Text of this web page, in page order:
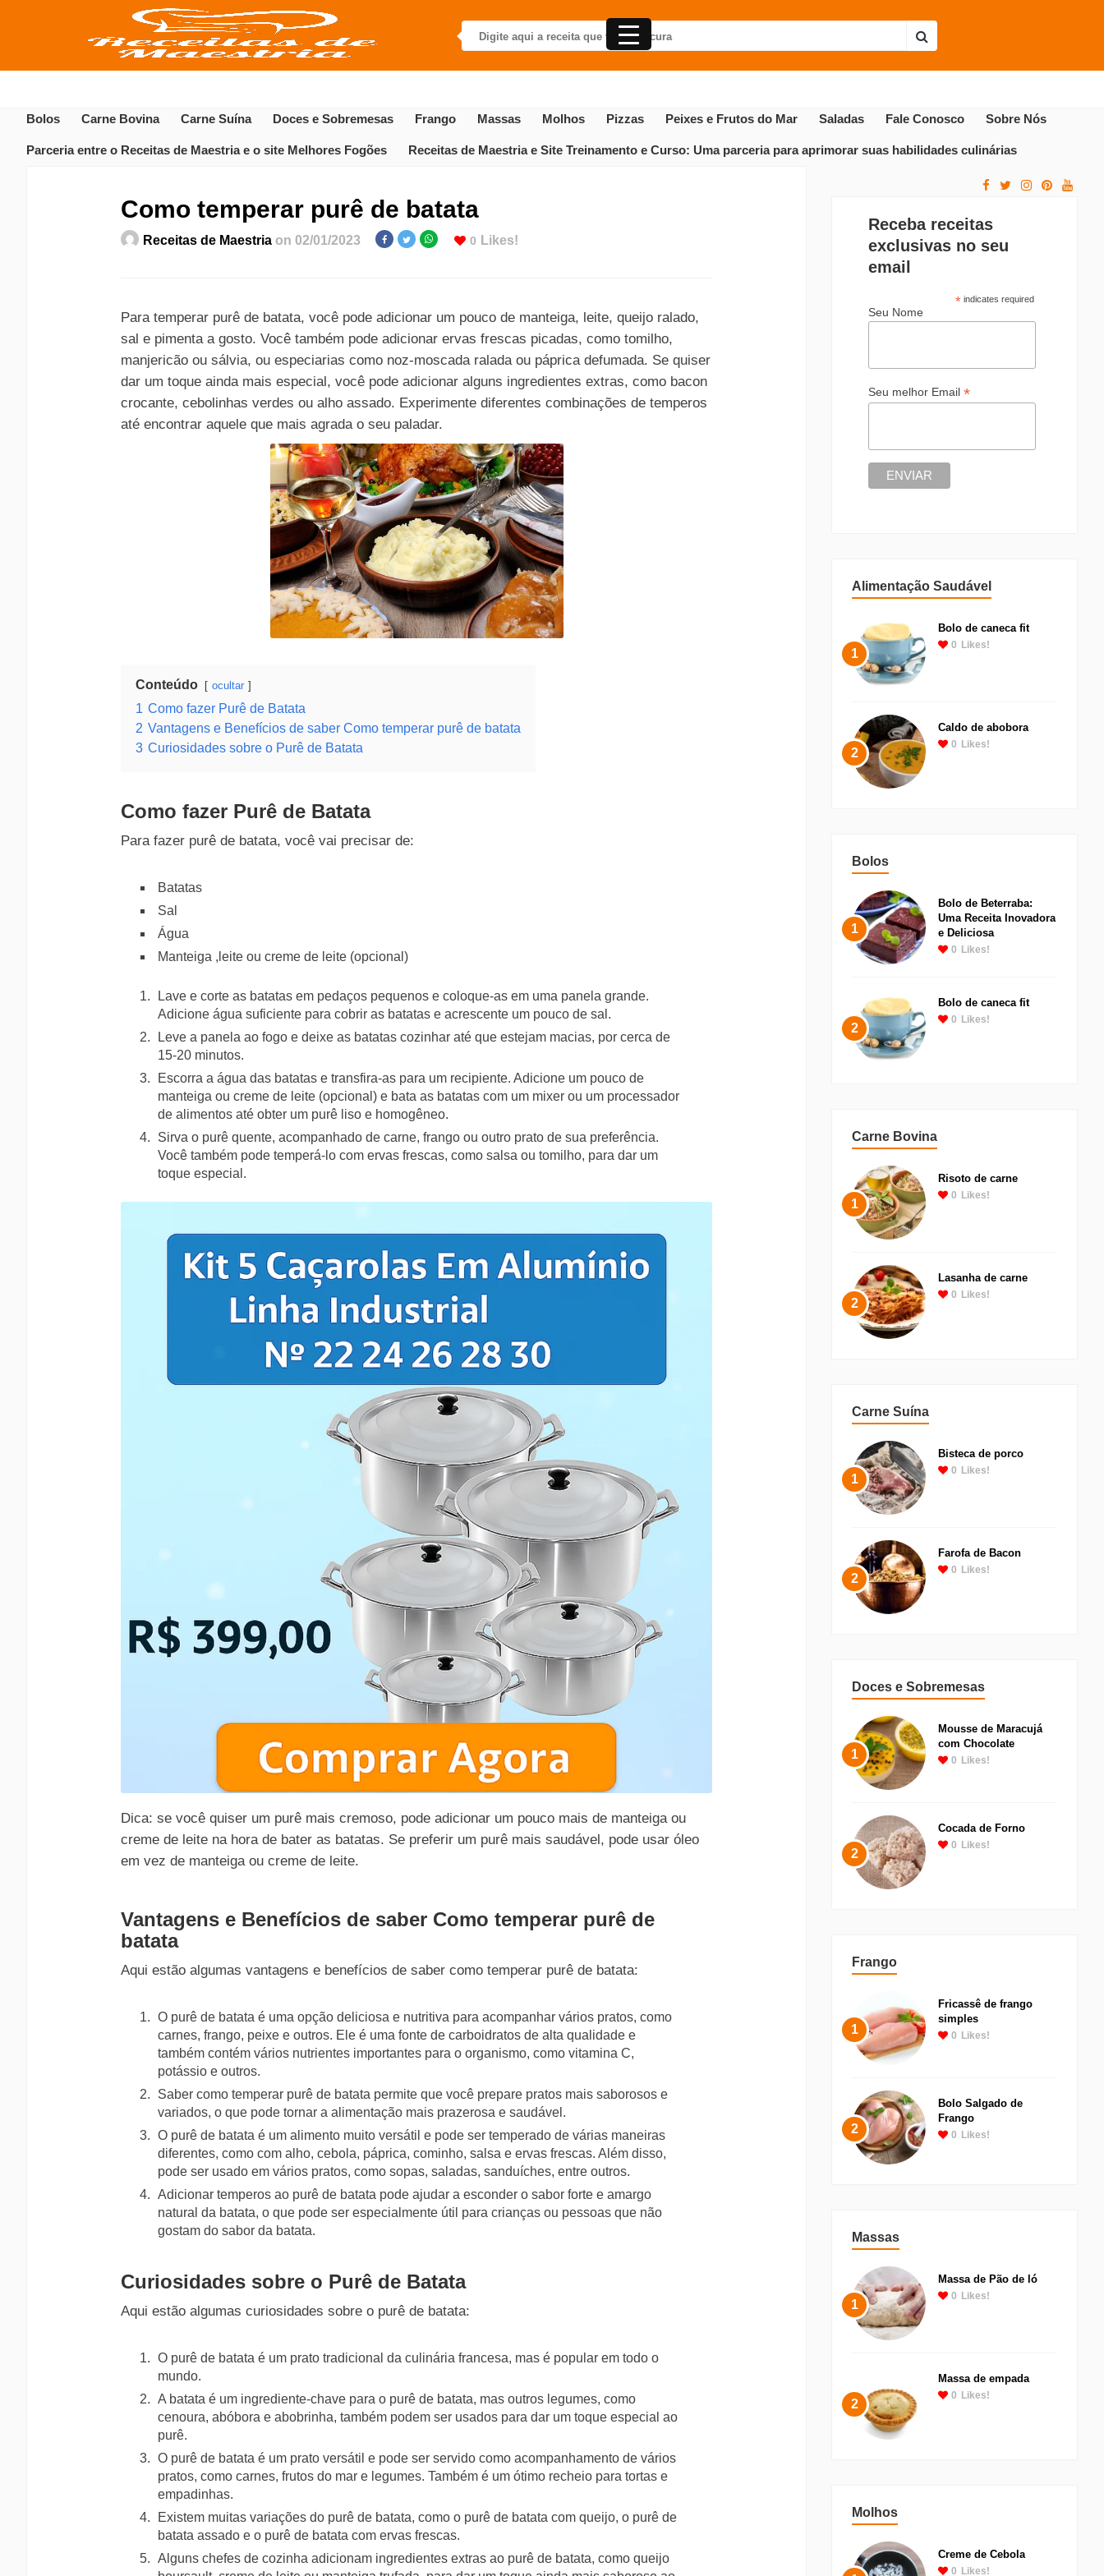
Bolos Carne Bovina Carne Suína Doces e Sobremesas Frango Massas Molhos Pizzas Peixes e Frutos do Mar Saladas Fale Conosco Sobre Nós
Parceria entre o Receitas de Maestria e o site Melhores Fogões Receitas de Maestria e Site Treinamento e Curso: Uma parceria para aprimorar suas habilidades culinárias
Como temperar purê de batata
Receitas de Maestria on 02/01/2023 0 Likes!
Para temperar purê de batata, você pode adicionar um pouco de manteiga, leite, queijo ralado,
sal e pimenta a gosto. Você também pode adicionar ervas frescas picadas, como tomilho,
manjericão ou sálvia, ou especiarias como noz-moscada ralada ou páprica defumada. Se quiser
dar um toque ainda mais especial, você pode adicionar alguns ingredientes extras, como bacon
crocante, cebolinhas verdes ou alho assado. Experimente diferentes combinações de temperos
até encontrar aquele que mais agrada o seu paladar.
Conteúdo ocultar
1 Como fazer Purê de Batata
2 Vantagens e Benefícios de saber Como temperar purê de batata
3 Curiosidades sobre o Purê de Batata
Como fazer Purê de Batata
Para fazer purê de batata, você vai precisar de:
Batatas
Sal
Água
Manteiga ,leite ou creme de leite (opcional)
Lave e corte as batatas em pedaços pequenos e coloque-as em uma panela grande.
Adicione água suficiente para cobrir as batatas e acrescente um pouco de sal.
Leve a panela ao fogo e deixe as batatas cozinhar até que estejam macias, por cerca de
15-20 minutos.
Escorra a água das batatas e transfira-as para um recipiente. Adicione um pouco de
manteiga ou creme de leite (opcional) e bata as batatas com um mixer ou um processador
de alimentos até obter um purê liso e homogêneo.
Sirva o purê quente, acompanhado de carne, frango ou outro prato de sua preferência.
Você também pode temperá-lo com ervas frescas, como salsa ou tomilho, para dar um
toque especial.
Dica: se você quiser um purê mais cremoso, pode adicionar um pouco mais de manteiga ou
creme de leite na hora de bater as batatas. Se preferir um purê mais saudável, pode usar óleo
em vez de manteiga ou creme de leite.
Vantagens e Benefícios de saber Como temperar purê de
batata
Aqui estão algumas vantagens e benefícios de saber como temperar purê de batata:
O purê de batata é uma opção deliciosa e nutritiva para acompanhar vários pratos, como
carnes, frango, peixe e outros. Ele é uma fonte de carboidratos de alta qualidade e
também contém vários nutrientes importantes para o organismo, como vitamina C,
potássio e outros.
Saber como temperar purê de batata permite que você prepare pratos mais saborosos e
variados, o que pode tornar a alimentação mais prazerosa e saudável.
O purê de batata é um alimento muito versátil e pode ser temperado de várias maneiras
diferentes, como com alho, cebola, páprica, cominho, salsa e ervas frescas. Além disso,
pode ser usado em vários pratos, como sopas, saladas, sanduíches, entre outros.
Adicionar temperos ao purê de batata pode ajudar a esconder o sabor forte e amargo
natural da batata, o que pode ser especialmente útil para crianças ou pessoas que não
gostam do sabor da batata.
Curiosidades sobre o Purê de Batata
Aqui estão algumas curiosidades sobre o purê de batata:
O purê de batata é um prato tradicional da culinária francesa, mas é popular em todo o
mundo.
A batata é um ingrediente-chave para o purê de batata, mas outros legumes, como
cenoura, abóbora e abobrinha, também podem ser usados para dar um toque especial ao
purê.
O purê de batata é um prato versátil e pode ser servido como acompanhamento de vários
pratos, como carnes, frutos do mar e legumes. Também é um ótimo recheio para tortas e
empadinhas.
Existem muitas variações do purê de batata, como o purê de batata com queijo, o purê de
batata assado e o purê de batata com ervas frescas.
Alguns chefes de cozinha adicionam ingredientes extras ao purê de batata, como queijo
Receba receitas
exclusivas no seu
email
*indicates required
Seu Nome
Seu melhor Email *
Alimentação Saudável
1
Bolo de caneca fit
0 Likes!
2
Caldo de abobora
0 Likes!
Bolos
1
Bolo de Beterraba:
Uma Receita Inovadora
e Deliciosa
0 Likes!
2
Bolo de caneca fit
0 Likes!
Carne Bovina
1
Risoto de carne
0 Likes!
2
Lasanha de carne
0 Likes!
Carne Suína
1
Bisteca de porco
0 Likes!
2
Farofa de Bacon
0 Likes!
Doces e Sobremesas
1
Mousse de Maracujá
com Chocolate
0 Likes!
2
Cocada de Forno
0 Likes!
Frango
1
Fricassê de frango
simples
0 Likes!
2
Bolo Salgado de
Frango
0 Likes!
Massas
1
Massa de Pão de ló
0 Likes!
2
Massa de empada
0 Likes!
Molhos
Creme de Cebola
0 Likes!